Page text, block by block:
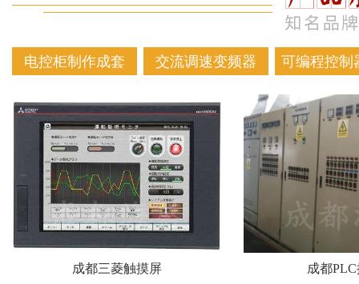
电控柜制作成套 交流调速变频器 可编程控制
成都三菱触摸屏 成都